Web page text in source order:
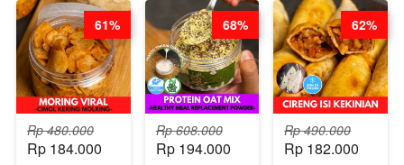
ARISUDANA
WIJSMAN- BY
CHEF DITA
Rp 480.000
Rp 184.000
61%
Rp 608.000
Rp 194.000
68%
Rp 490.000
Rp 182.000
62%